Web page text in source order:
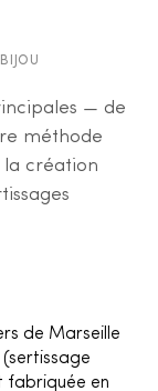
— de
méthode
création
de Marseille
fabriquée en